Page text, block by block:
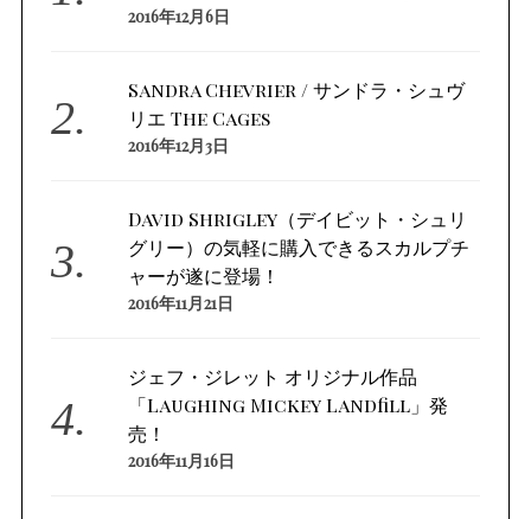
2016年12月6日
Sandra Chevrier / サンドラ・シュヴ
リエ The Cages
2016年12月3日
David Shrigley（デイビット・シュリ
グリー）の気軽に購入できるスカルプチ
ャーが遂に登場！
2016年11月21日
ジェフ・ジレット オリジナル作品
「Laughing Mickey Landfill」発
売！
2016年11月16日